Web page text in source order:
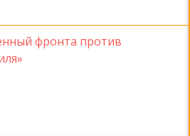
фронта против